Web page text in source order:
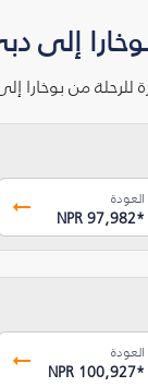
إلى
من بوخارا
العودة
NPR 97,982*
العودة
NPR 100,927*